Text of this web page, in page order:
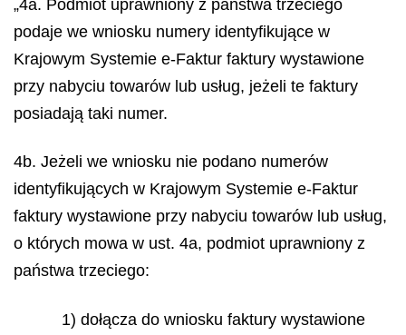
„4a. Podmiot uprawniony z państwa trzeciego
podaje we wniosku numery identyfikujące w
Krajowym Systemie e-Faktur faktury wystawione
przy nabyciu towarów lub usług, jeżeli te faktury
posiadają taki numer.
4b. Jeżeli we wniosku nie podano numerów
identyfikujących w Krajowym Systemie e-Faktur
faktury wystawione przy nabyciu towarów lub usług,
o których mowa w ust. 4a, podmiot uprawniony z
państwa trzeciego:
1) dołącza do wniosku faktury wystawione